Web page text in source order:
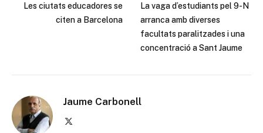
Les ciutats educadores se
citen a Barcelona
La vaga d’estudiants pel 9-N
arranca amb diverses
facultats paralitzades i una
concentració a Sant Jaume
Jaume Carbonell